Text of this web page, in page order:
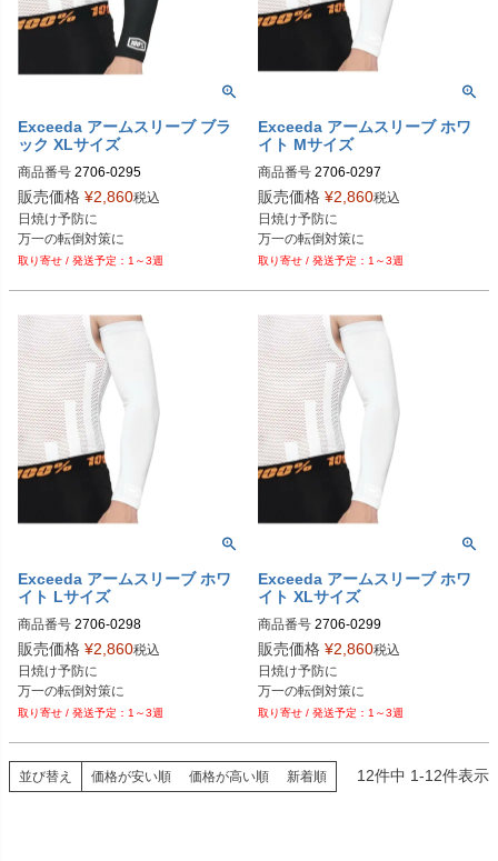
Exceeda アームスリーブ ブラ
ック XLサイズ
商品番号 2706-0295
M型番：40055-00003
Exceeda
販売価格 ¥2,860税込
日焼け予防に
万一の転倒対策に
1～3週
Exceeda アームスリーブ ホワ
イト Mサイズ
商品番号 2706-0297
M型番：40055-00006
Exceeda
販売価格 ¥2,860税込
日焼け予防に
万一の転倒対策に
1～3週
Exceeda アームスリーブ ホワ
イト Lサイズ
商品番号 2706-0298
M型番：40055-00007
Exceeda
販売価格 ¥2,860税込
日焼け予防に
万一の転倒対策に
1～3週
Exceeda アームスリーブ ホワ
イト XLサイズ
商品番号 2706-0299
M型番：40055-00008
Exceeda
販売価格 ¥2,860税込
日焼け予防に
万一の転倒対策に
1～3週
並び替え 価格が安い順 価格が高い順 新着順 12件中 1-12件表示